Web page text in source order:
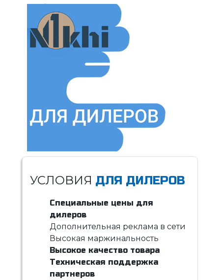
УСЛОВИЯ ДЛЯ ДИЛЕРОВ
Специальные цены для
дилеров
Дополнительная реклама в сети
Высокая маржинальность
Высокое качество товара
Техническая поддержка
партнеров